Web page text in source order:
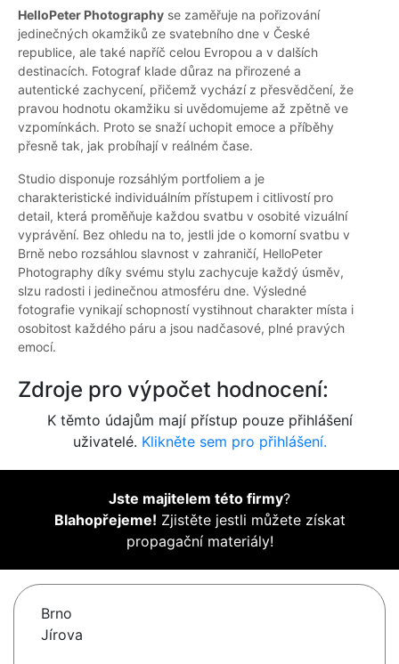
HelloPeter Photography se zaměřuje na pořizování
jedinečných okamžiků ze svatebního dne v České
republice, ale také napříč celou Evropou a v dalších
destinacích. Fotograf klade důraz na přirozené a
autentické zachycení, přičemž vychází z přesvědčení, že
pravou hodnotu okamžiku si uvědomujeme až zpětně ve
vzpomínkách. Proto se snaží uchopit emoce a příběhy
přesně tak, jak probíhají v reálném čase.
Studio disponuje rozsáhlým portfoliem a je
charakteristické individuálním přístupem i citlivostí pro
detail, která proměňuje každou svatbu v osobité vizuální
vyprávění. Bez ohledu na to, jestli jde o komorní svatbu v
Brně nebo rozsáhlou slavnost v zahraničí, HelloPeter
Photography díky svému stylu zachycuje každý úsměv,
slzu radosti i jedinečnou atmosféru dne. Výsledné
fotografie vynikají schopností vystihnout charakter místa i
osobitost každého páru a jsou nadčasové, plné pravých
emocí.
Zdroje pro výpočet hodnocení:
K těmto údajům mají přístup pouze přihlášení
uživatelé. Klikněte sem pro přihlášení.
Jste majitelem této firmy?
Blahopřejeme! Zjistěte jestli můžete získat
propagační materiály!
Brno
Jírova